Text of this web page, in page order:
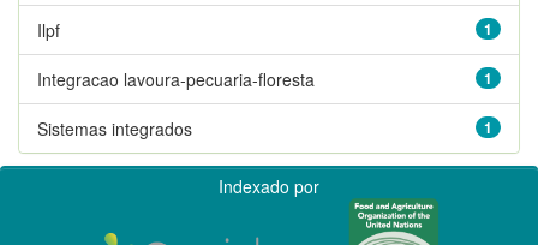
1
Ilpf
1
Integracao lavoura-pecuaria-floresta
1
Sistemas integrados
Indexado por